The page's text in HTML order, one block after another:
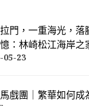
門，一重海光，落
：林崎松江海岸之
05-23
戲團｜繁華如何成